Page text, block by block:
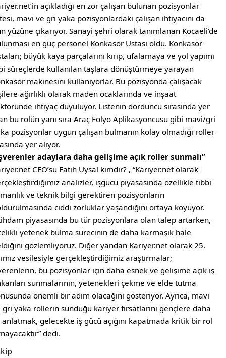
açıkladığı en zor çalışan bulunan pozisyonlar
mavi ve gri yaka pozisyonlardaki çalışan ihtiyacını da
yüzüne çıkarıyor. Sanayi şehri olarak tanımlanan Kocaeli’de
en güç personel Konkasör Ustası oldu. Konkasör
büyük kaya parçalarını kırıp, ufalamaya ve yol yapımı
süreçlerde kullanılan taşlara dönüştürmeye yarayan
makinesini kullanıyorlar. Bu pozisyonda çalışacak
ağırlıklı olarak maden ocaklarında ve inşaat
ihtiyaç duyuluyor. Listenin dördüncü sırasında yer
bu rolün yanı sıra Araç Folyo Aplikasyoncusu gibi mavi/gri
pozisyonlar uygun çalışan bulmanın kolay olmadığı roller
yer alıyor.
adaylara daha gelişime açık roller sunmalı”
CEO’su Fatih Uysal kimdir? , “Kariyer.net olarak
analizler, işgücü piyasasında özellikle tıbbi
ve teknik bilgi gerektiren pozisyonların
ciddi zorluklar yaşandığını ortaya koyuyor.
piyasasında bu tür pozisyonlara olan talep artarken,
yetenek bulma sürecinin de daha karmaşık hale
gözlemliyoruz. Diğer yandan Kariyer.net olarak 25.
vesilesiyle gerçekleştirdiğimiz araştırmalar;
bu pozisyonlar için daha esnek ve gelişime açık iş
sunmalarının, yetenekleri çekme ve elde tutma
önemli bir adım olacağını gösteriyor. Ayrıca, mavi
gri yaka rollerin sunduğu kariyer fırsatlarını gençlere daha
gelecekte iş gücü açığını kapatmada kritik bir rol
dedi.